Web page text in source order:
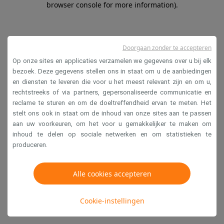
browser console for more information).
Op onze sites en applicaties verzamelen we gegevens over u bij elk
bezoek. Deze gegevens stellen ons in staat om u de aanbiedingen
en diensten te leveren die voor u het meest relevant zijn en om u,
rechtstreeks of via partners, gepersonaliseerde communicatie en
reclame te sturen en om de doeltreffendheid ervan te meten. Het
stelt ons ook in staat om de inhoud van onze sites aan te passen
aan uw voorkeuren, om het voor u gemakkelijker te maken om
inhoud te delen op sociale netwerken en om statistieken te
produceren.
Alle cookies accepteren
Cookie-instellingen
Doorgaan zonder te accepteren